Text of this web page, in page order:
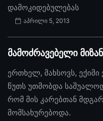
დამოკიდებულებას
აპრილი 5, 2013
მამოძრავებელი
ერთხელ, მახსოვს,
წუთს უთმობდა
რომ მის კარებთან
მომსახურებოდა.